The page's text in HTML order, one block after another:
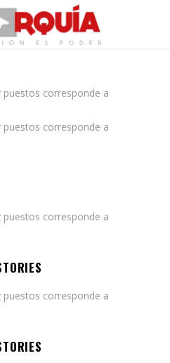
corresponde a
corresponde a
corresponde a
corresponde a